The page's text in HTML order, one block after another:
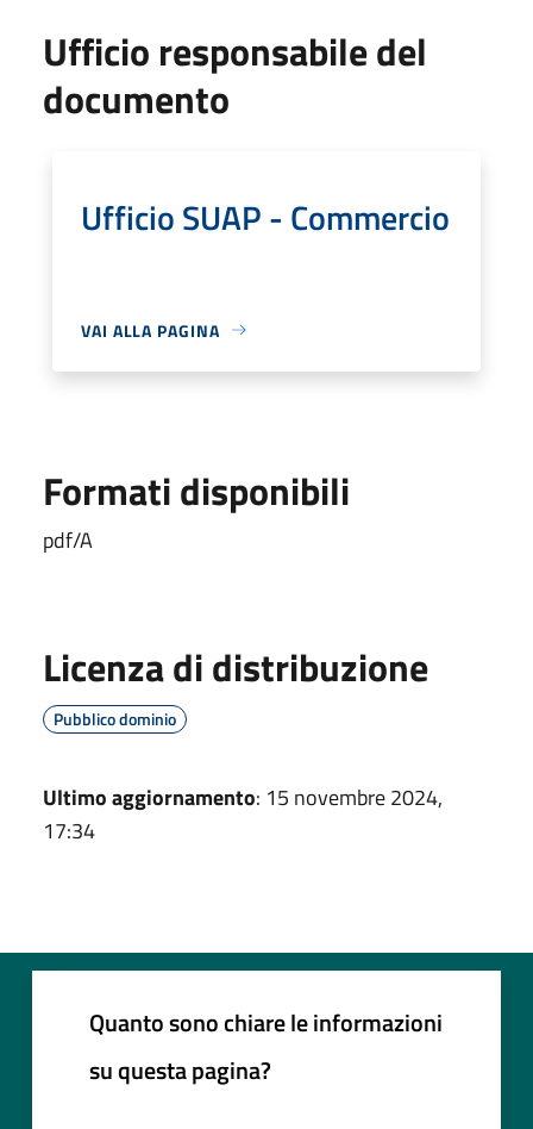
Ufficio responsabile del
documento
Ufficio SUAP - Commercio
VAI ALLA PAGINA
Formati disponibili
pdf/A
Licenza di distribuzione
Pubblico dominio
Ultimo aggiornamento: 15 novembre 2024,
17:34
Quanto sono chiare le informazioni
su questa pagina?